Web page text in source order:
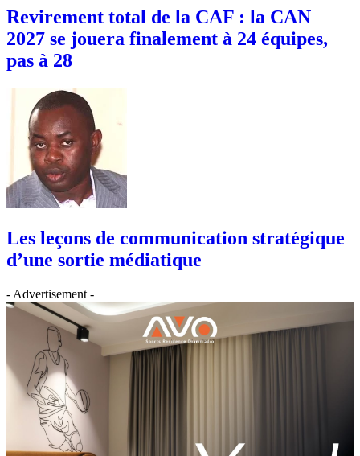
Revirement total de la CAF : la CAN
2027 se jouera finalement à 24 équipes,
pas à 28
Les leçons de communication stratégique
d’une sortie médiatique
- Advertisement -